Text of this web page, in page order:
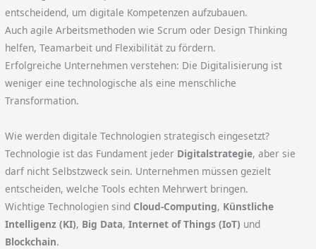
entscheidend, um digitale Kompetenzen aufzubauen.
Auch agile Arbeitsmethoden wie Scrum oder Design Thinking
helfen, Teamarbeit und Flexibilität zu fördern.
Erfolgreiche Unternehmen verstehen: Die Digitalisierung ist
weniger eine technologische als eine menschliche
Transformation.
Wie werden digitale Technologien strategisch eingesetzt?
Technologie ist das Fundament jeder Digitalstrategie, aber sie
darf nicht Selbstzweck sein. Unternehmen müssen gezielt
entscheiden, welche Tools echten Mehrwert bringen.
Wichtige Technologien sind Cloud-Computing, Künstliche
Intelligenz (KI), Big Data,Internet of Things (IoT) und
Blockchain.